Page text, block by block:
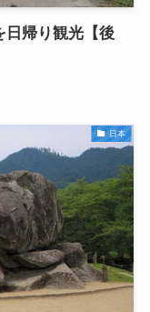
日帰り観光【後
日本